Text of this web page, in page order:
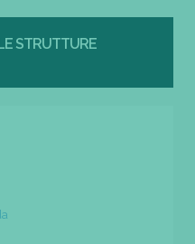
STRUTTURE